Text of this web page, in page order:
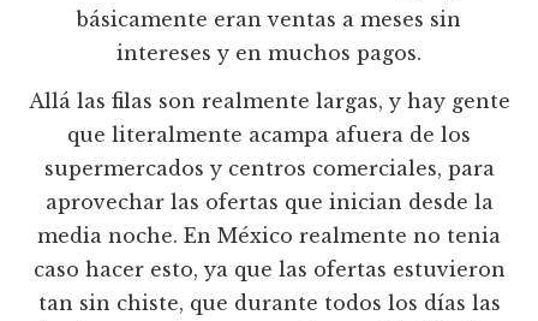
básicamente eran ventas a meses sin
intereses y en muchos pagos.
Allá las filas son realmente largas, y hay gente
que literalmente acampa afuera de los
supermercados y centros comerciales, para
aprovechar las ofertas que inician desde la
media noche. En México realmente no tenia
caso hacer esto, ya que las ofertas estuvieron
tan sin chiste, que durante todos los días las